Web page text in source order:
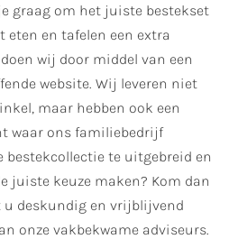
graag om het juiste bestekset
eten en tafelen een extra
wij door middel van een
website. Wij leveren niet
maar hebben ook een
waar ons familiebedrijf
bestekcollectie te uitgebreid en
juiste keuze maken? Kom dan
u deskundig en vrijblijvend
onze vakbekwame adviseurs.